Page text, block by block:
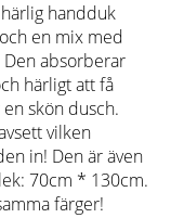
handduk
en mix med
absorberar
härligt att få
skön dusch.
vilken
in! Den är även
70cm * 130cm.
färger!